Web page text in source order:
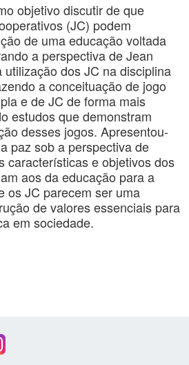
objetivo discutir de que
(JC) podem
de uma educação voltada
a perspectiva de Jean
utilização dos JC na disciplina
a conceituação de jogo
e de JC de forma mais
estudos que demonstram
desses jogos. Apresentou-
paz sob a perspectiva de
características e objetivos dos
aos da educação para a
os JC parecem ser uma
de valores essenciais para
em sociedade.